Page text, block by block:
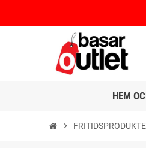
HEM
chevron_right